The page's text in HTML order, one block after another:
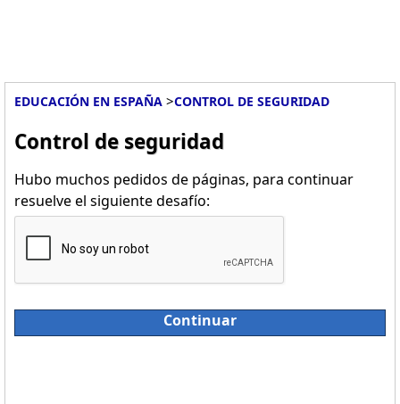
EDUCACIÓN EN ESPAÑA >CONTROL DE SEGURIDAD
Control de seguridad
Hubo muchos pedidos de páginas, para continuar
resuelve el siguiente desafío:
Continuar